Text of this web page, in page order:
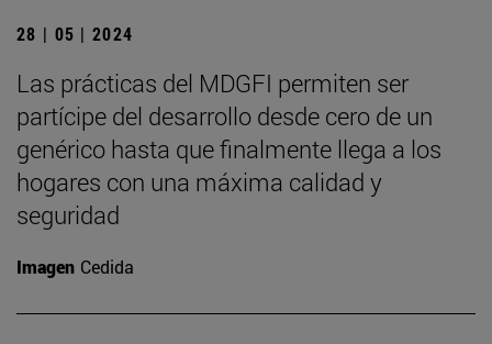
28 | 05 | 2024
Las prácticas del MDGFI permiten ser
partícipe del desarrollo desde cero de un
genérico hasta que finalmente llega a los
hogares con una máxima calidad y
seguridad
Imagen Cedida